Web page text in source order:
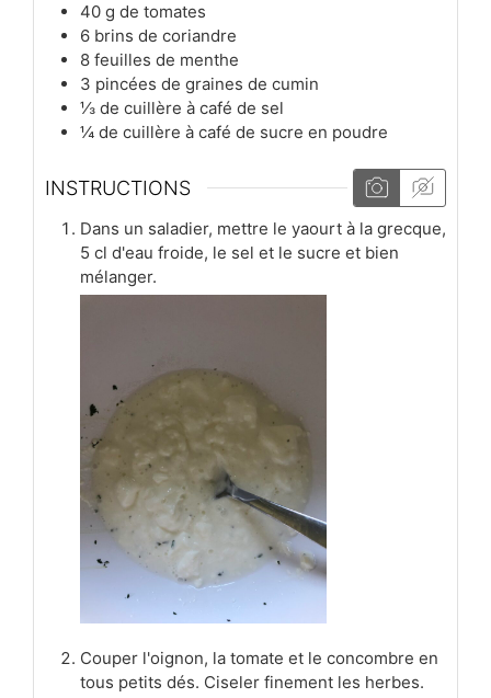
40 g de tomates
6 brins de coriandre
8 feuilles de menthe
3 pincées de graines de cumin
⅓ de cuillère à café de sel
¼ de cuillère à café de sucre en poudre
INSTRUCTIONS
Dans un saladier, mettre le yaourt à la grecque,
5 cl d'eau froide, le sel et le sucre et bien
mélanger.
Couper l'oignon, la tomate et le concombre en
tous petits dés. Ciseler finement les herbes.